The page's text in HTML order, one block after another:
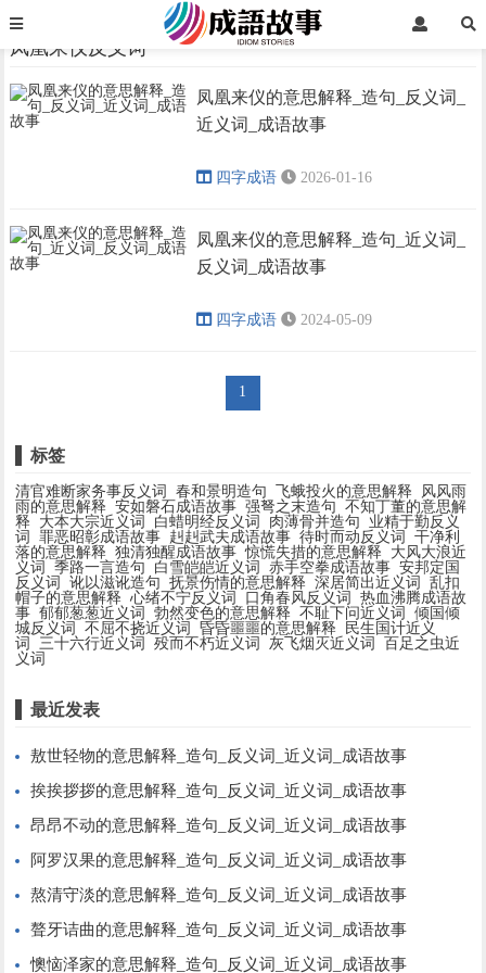
› ›
凤凰来仪反义词
凤凰来仪反义词
凤凰来仪的意思解释_造句_反义词_
近义词_成语故事
四字成语 2026-01-16
凤凰来仪的意思解释_造句_近义词_
反义词_成语故事
四字成语 2024-05-09
1
标签
清官难断家务事反义词 春和景明造句 飞蛾投火的意思解释
风风雨
雨的意思解释
安如磐石成语故事 强弩之末造句
不知丁董的意思解
释
大本大宗近义词 白蜡明经反义词 肉薄骨并造句
业精于勤反义
词
罪恶昭彰成语故事 赳赳武夫成语故事 待时而动反义词
干净利
落的意思解释
独清独醒成语故事 惊慌失措的意思解释
大风大浪近
义词
季路一言造句 白雪皑皑近义词 赤手空拳成语故事 安邦定国
反义词
讹以滋讹造句 抚景伤情的意思解释 深居简出近义词
乱扣
帽子的意思解释
心绪不宁反义词 口角春风反义词
热血沸腾成语故
事 郁郁葱葱近义词 勃然变色的意思解释 不耻下问近义词
倾国倾
城反义词
不屈不挠近义词 昏昏噩噩的意思解释
民生国计近义
词
三十六行近义词 殁而不朽近义词 灰飞烟灭近义词
百足之虫近
义词
最近发表
敖世轻物的意思解释_造句_反义词_近义词_成语故事
挨挨拶拶的意思解释_造句_反义词_近义词_成语故事
昂昂不动的意思解释_造句_反义词_近义词_成语故事
阿罗汉果的意思解释_造句_反义词_近义词_成语故事
熬清守淡的意思解释_造句_反义词_近义词_成语故事
聱牙诘曲的意思解释_造句_反义词_近义词_成语故事
懊恼泽家的意思解释_造句_反义词_近义词_成语故事